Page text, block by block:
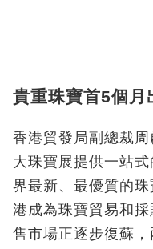
貴重珠寶首5個月
香港貿發局副總裁
大珠寶展提供一站
界最新、最優質的
港成為珠寶貿易和
售市場正逐步復蘇